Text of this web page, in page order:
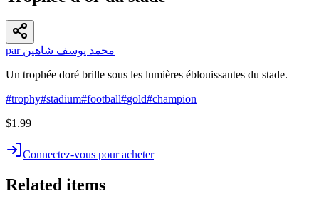
par محمد يوسف شاهين
Un trophée doré brille sous les lumières éblouissantes du stade.
#trophy#stadium#football#gold#champion
$1.99
Connectez-vous pour acheter
Related items